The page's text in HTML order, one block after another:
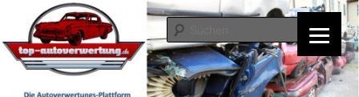
wechseln
TOP-Autoverwertung.de